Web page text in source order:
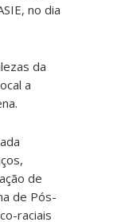
no dia
da
a
de
de Pós-
raciais